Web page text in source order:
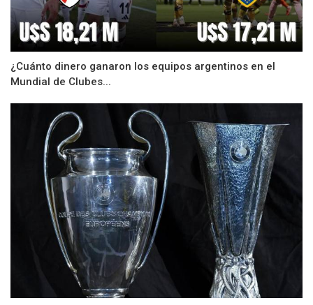
¿Cuánto dinero ganaron los equipos argentinos en el
Mundial de Clubes...